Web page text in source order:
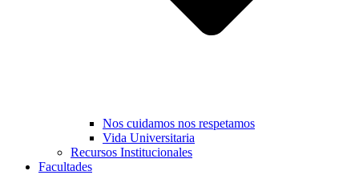
Nos cuidamos nos respetamos
Vida Universitaria
Recursos Institucionales
Facultades